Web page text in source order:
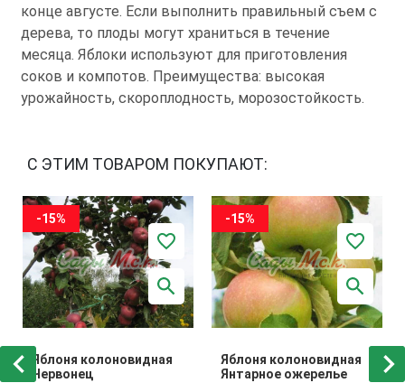
конце августе. Если выполнить правильный съем с
дерева, то плоды могут храниться в течение
месяца. Яблоки используют для приготовления
соков и компотов. Преимущества: высокая
урожайность, скороплодность, морозостойкость.
С ЭТИМ ТОВАРОМ ПОКУПАЮТ:
-15%
Яблоня колоновидная
Червонец
-15%
Яблоня колоновидная
Янтарное ожерелье